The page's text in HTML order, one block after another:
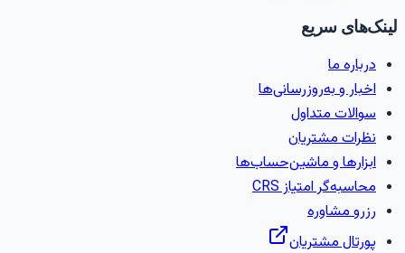
سریع
درباره ما
اخبار و به‌روزرسانی‌ها
سوالات متداول
نظرات مشتریان
ابزارها و ماشین‌حساب‌ها
محاسبه‌گر امتیاز CRS
رزرو مشاوره
پورتال مشتریان